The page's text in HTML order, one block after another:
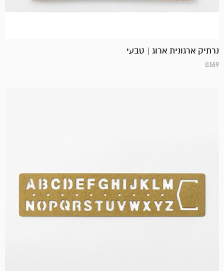
נרתיק ארגונית ארוג | טבעי
₪169